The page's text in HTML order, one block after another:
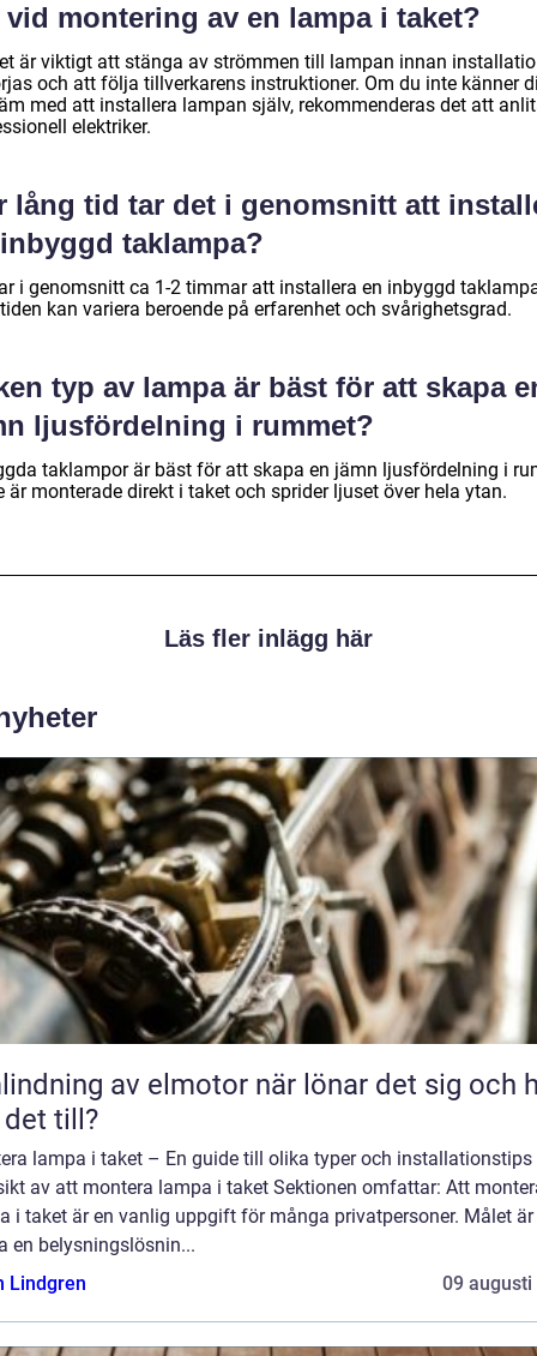
vid montering av en lampa i taket?
är viktigt att stänga av strömmen till lampan innan
och att följa tillverkarens instruktioner. Om du inte känner
med att installera lampan själv, rekommenderas det att
elektriker.
lång tid tar det i genomsnitt att
taklampa?
i genomsnitt ca 1-2 timmar att installera en inbyggd
kan variera beroende på erfarenhet och svårighetsgrad.
typ av lampa är bäst för att skapa
ljusfördelning i rummet?
taklampor är bäst för att skapa en jämn ljusfördelning i
är monterade direkt i taket och sprider ljuset över hela ytan.
Läs fler inlägg här
av elmotor när lönar det sig och hur
till?
lampa i taket – En guide till olika typer och installationstips
av att montera lampa i taket Sektionen omfattar: Att
i taket är en vanlig uppgift för många privatpersoner. Målet
en belysningslösnin...
Lindgren
09 augusti